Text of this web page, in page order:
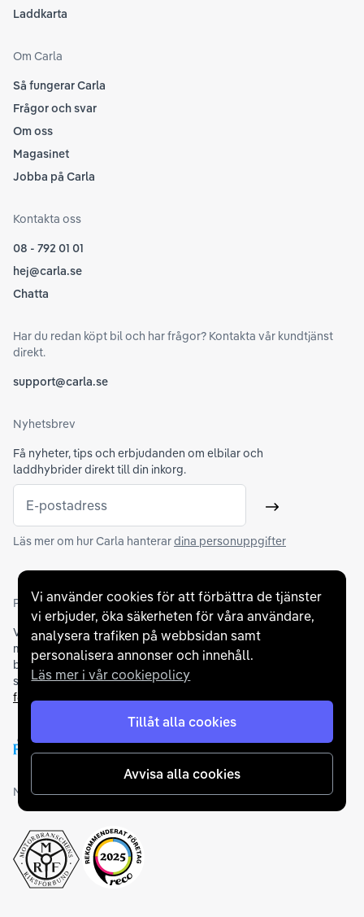
Vi använder cookies för att förbättra de tjänster
vi erbjuder, öka säkerheten för våra användare,
analysera trafiken på webbsidan samt
personalisera annonser och innehåll.
Läs mer i vår cookiepolicy
Tillåt alla cookies
Avvisa alla cookies
Laddkarta
Om Carla
Så fungerar Carla
Frågor och svar
Om oss
Magasinet
Jobba på Carla
Kontakta oss
08 - 792 01 01
hej@carla.se
Chatta
Har du redan köpt bil och har frågor? Kontakta vår kundtjänst
direkt.
support@carla.se
Nyhetsbrev
Få nyheter, tips och erbjudanden om elbilar och
laddhybrider direkt till din inkorg.
E-postadress Skicka
Läs mer om hur Carla hanterardina personuppgifter
Partners och betallösningar
Vi samarbetar medflertalet banker för att erbjuda dig bästa
möjliga finansieringslösning och stödjer en rad olika
betalningsmetoder. För att du ska känna dig trygg vid ditt köp
samarbetar vi med Folksam och AutoConcept gällande
försäkringar och garantier.
Medlemskap och utmärkelser